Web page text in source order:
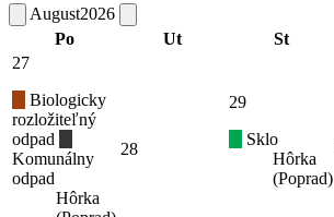
August2026
Po
Ut St
27
Biologicky
rozložiteľný
odpad
Komunálny
odpad
Hôrka
28
29
Sklo
Hôrka
(Poprad)